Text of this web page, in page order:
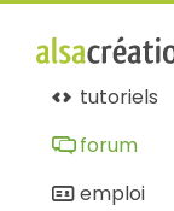
tutoriels
forum
emploi